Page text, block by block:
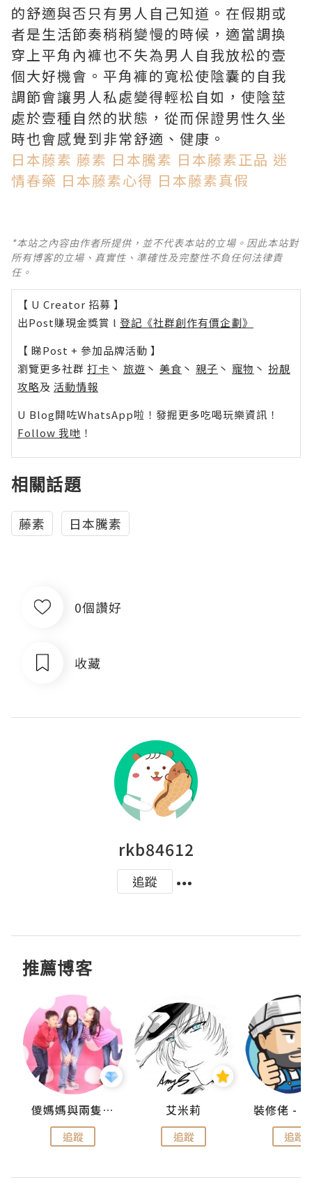
的舒適與否只有男人自己知道。在假期或
者是生活節奏稍稍變慢的時候，適當調換
穿上平角內褲也不失為男人自我放松的壹
個大好機會。平角褲的寬松使陰囊的自我
調節會讓男人私處變得輕松自如，使陰莖
處於壹種自然的狀態，從而保證男性久坐
時也會感覺到非常舒適、健康。
日本藤素 藤素 日本騰素 日本藤素正品 迷
情春藥 日本藤素心得 日本藤素真假
*本站之內容由作者所提供，並不代表本站的立場。因此本站對
所有博客的立場、真實性、準確性及完整性不負任何法律責
任。
【 U Creator 招募 】
出Post賺現金獎賞 l 登記《社群創作有價企劃》
【 睇Post + 參加品牌活動 】
瀏覽更多社群 打卡 丶 旅遊 丶 美食 丶 親子 丶 寵物 丶 扮靚
攻略及 活動情報
U Blog開咗WhatsApp啦！發掘更多吃喝玩樂資訊！
Follow 我哋 ！
相關話題
藤素 日本騰素
0個讚好
收藏
rkb84612
追蹤
推薦博客
儍媽媽與兩隻小魔怪之家
追蹤
艾米莉
追蹤 追蹤